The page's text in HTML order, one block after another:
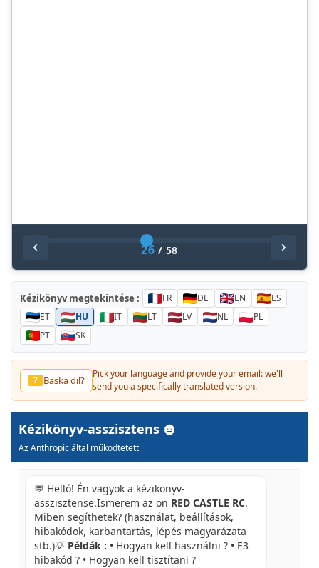
26 / 58
Kézikönyv megtekintése : FR DE EN
ES
ET
HU IT LT LV NL
PL
PT
SK
? Baska dil?
Pick your language and provide your email: we'll
send you a specifically translated version.
Kézikönyv-asszisztens
Az Anthropic által működtetett
💬 Helló! Én vagyok a kézikönyv-
asszisztense.Ismerem az ön RED CASTLE RC.
Miben segíthetek? (használat, beállítások,
hibakódok, karbantartás, lépés magyarázata
stb.)💡 Példák : • Hogyan kell használni ? • E3
hibakód ? • Hogyan kell tisztítani ?